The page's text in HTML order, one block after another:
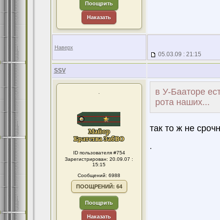
Поощрить
Наказать
Наверх
05.03.09 : 21:15
SSV
.
ID пользователя #754
Зарегистрирован: 20.09.07 :
15:15
Сообщений: 6988
ПООЩРЕНИЙ: 64
Поощрить
Наказать
в У-Бааторе
рота наших...
так то ж не
.